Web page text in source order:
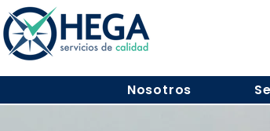
Nosotros